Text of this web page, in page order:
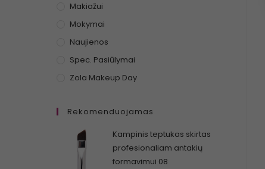
Makiažui
Mokymai
Naujienos
Spec. Pasiūlymai
Zola Makeup Day
Rekomenduojamas
Kampinis teptukas skirtas
profesionaliam antakių
formavimui 08